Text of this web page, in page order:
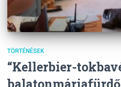
TÖRTÉNÉSEK
“Kellerbier-